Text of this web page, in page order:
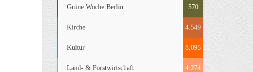
Grüne Woche Berlin 570
Kirche 4.549
Kultur 8.095
Land- & Forstwirtschaft 4.274